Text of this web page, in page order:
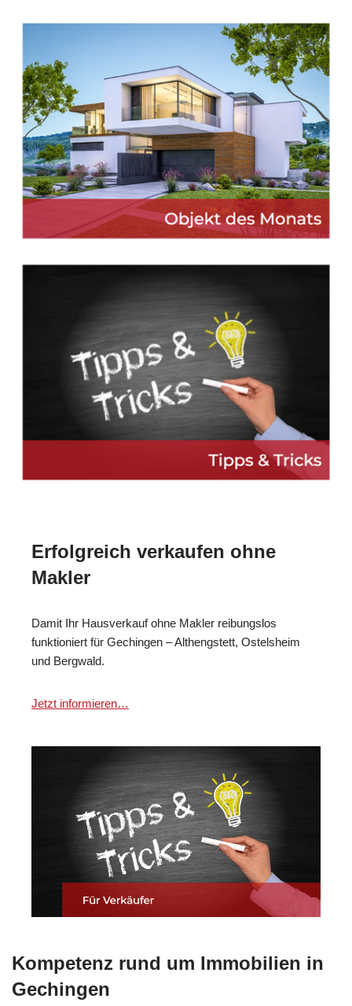
Erfolgreich verkaufen ohne
Makler
Damit Ihr Hausverkauf ohne Makler reibungslos
funktioniert für Gechingen – Althengstett, Ostelsheim
und Bergwald.
Jetzt informieren…
Kompetenz rund um Immobilien in
Gechingen